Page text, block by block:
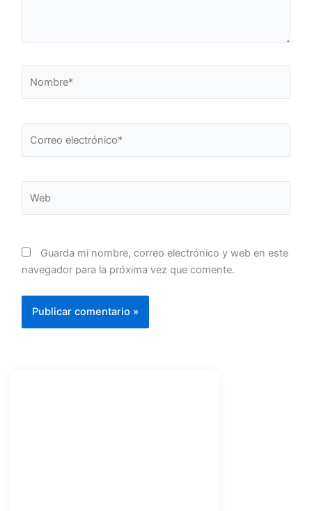
electrónico*
Guarda mi nombre, correo electrónico y web en este
navegador para la próxima vez que comente.